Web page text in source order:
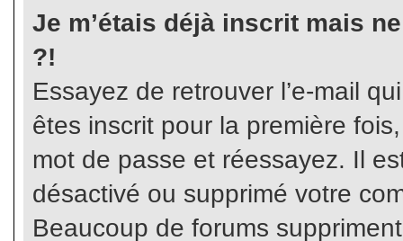
Je m’étais déjà inscrit mais
?!
Essayez de retrouver l’e-mail
êtes inscrit pour la première
mot de passe et réessayez. Il
désactivé ou supprimé votre
Beaucoup de forums